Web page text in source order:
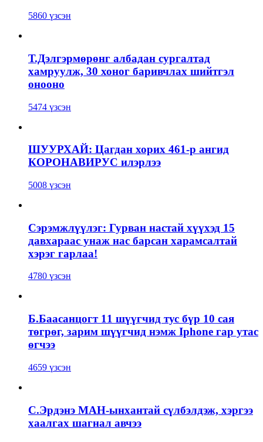
5860 үзсэн
Т.Дэлгэрмөрөнг албадан сургалтад
хамруулж, 30 хоног баривчлах шийтгэл
онооно
5474 үзсэн
ШУУРХАЙ: Цагдан хорих 461-р ангид
КОРОНАВИРУС илэрлээ
5008 үзсэн
Сэрэмжлүүлэг: Гурван настай хүүхэд 15
давхараас унаж нас барсан харамсалтай
хэрэг гарлаа!
4780 үзсэн
Б.Баасанцогт 11 шүүгчид тус бүр 10 сая
төгрөг, зарим шүүгчид нэмж Iphone гар утас
өгчээ
4659 үзсэн
С.Эрдэнэ МАН-ынхантай сүлбэлдэж, хэргээ
хаалгах шагнал авчээ